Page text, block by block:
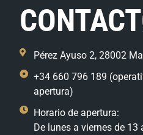
Pérez Ayuso 2, 28002
+34 660 796 189
apertura)
Horario de apertura:
De lunes a viernes de 13